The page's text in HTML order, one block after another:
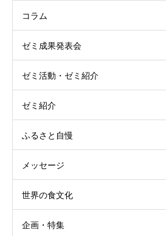
コラム
ゼミ成果発表会
ゼミ活動・ゼミ紹介
ゼミ紹介
ふるさと自慢
メッセージ
世界の食文化
企画・特集